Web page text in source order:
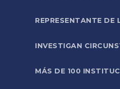
REPRESENTANTE
INVESTIGAN
MÁS DE 100